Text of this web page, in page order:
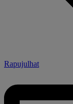
Rapujulhat